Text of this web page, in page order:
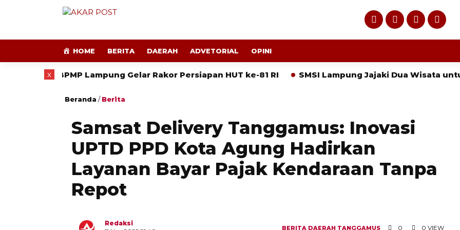
HOME BERITA DAERAH ADVETORIAL OPINI
BPMP Lampung Gelar Rakor Persiapan HUT ke-81 RI SMSI Lampung Jajaki Dua Wisata untuk
Beranda /Berita
Samsat Delivery Tanggamus: Inovasi
UPTD PPD Kota Agung Hadirkan
Layanan Bayar Pajak Kendaraan Tanpa
Repot
Redaksi
BERITA DAERAH TANGGAMUS 0 0 VIEW
x